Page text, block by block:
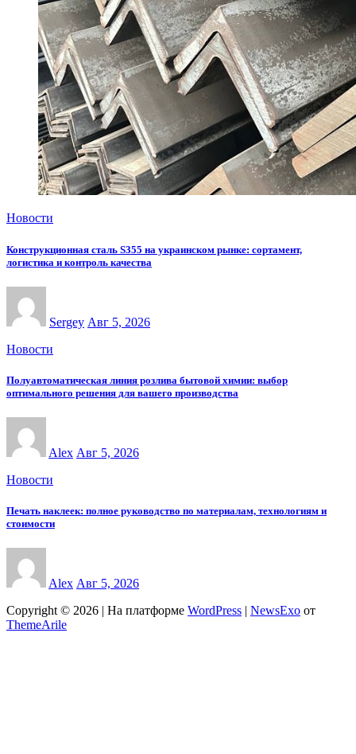
Новости
Конструкционная сталь S355 на украинском рынке: сортамент,
логистика и контроль качества
Sergey Авг 5, 2026
Новости
Полуавтоматическая линия розлива бытовой химии: выбор
оптимального решения для вашего производства
Alex Авг 5, 2026
Новости
Печать наклеек: полное руководство по материалам, технологиям и
стоимости
Alex Авг 5, 2026
Copyright © 2026 | На платформе WordPress NewsExo от
ThemeArile